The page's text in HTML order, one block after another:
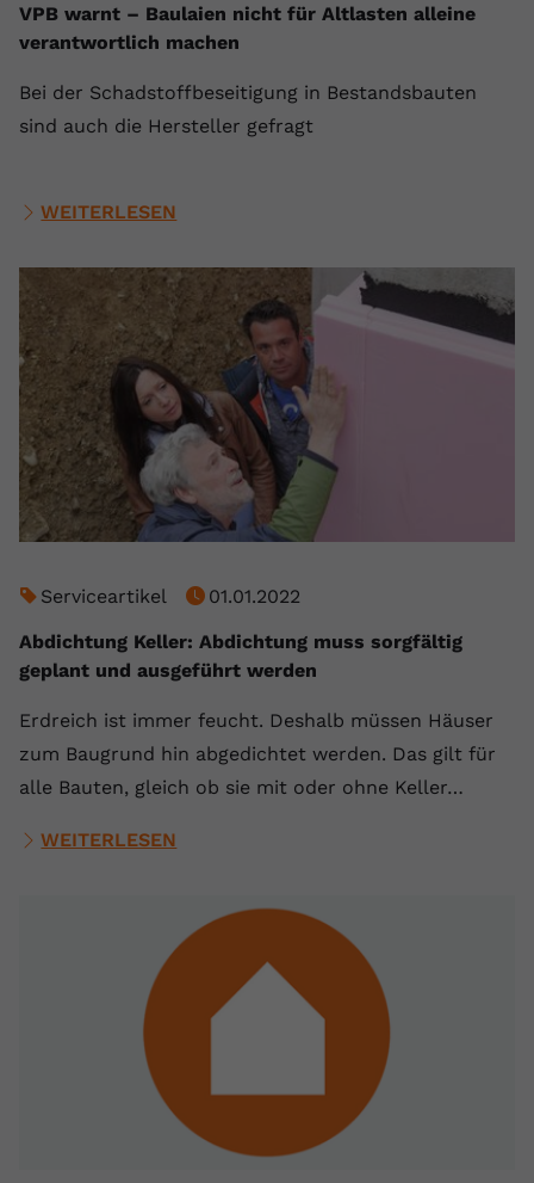
VPB warnt – Baulaien nicht für Altlasten alleine
verantwortlich machen
Bei der Schadstoffbeseitigung in Bestandsbauten
sind auch die Hersteller gefragt
WEITERLESEN
Serviceartikel
01.01.2022
Abdichtung Keller: Abdichtung muss sorgfältig
geplant und ausgeführt werden
Erdreich ist immer feucht. Deshalb müssen Häuser
zum Baugrund hin abgedichtet werden. Das gilt für
alle Bauten, gleich ob sie mit oder ohne Keller…
WEITERLESEN